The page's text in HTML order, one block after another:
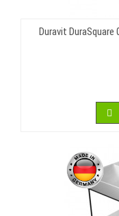
Duravit DuraSquare